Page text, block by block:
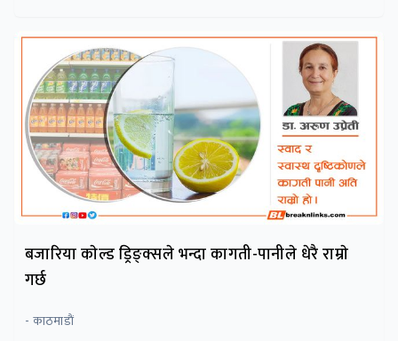
बजारिया काेल्ड ड्रिङ्क्सले भन्दा कागती-पानीले धेरै राम्राे
गर्छ
- काठमाडाैं